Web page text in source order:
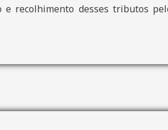
e recolhimento desses tributos